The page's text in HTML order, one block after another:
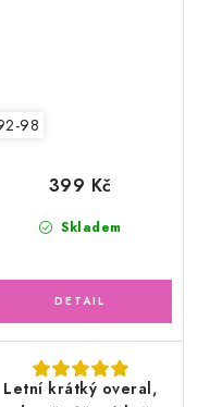
9898
Skladem
399 Kč
Letní krátký overal,